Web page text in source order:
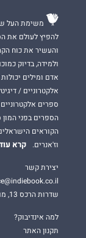
משימת העל
להפיץ לעולם את
והעשיר את כוח
ולמידה, בדיוק
אדם ומילים
אלקטרוניים /
ספרים
הספרים בפני
הקוראים
וז'אנרים.
קרא
יצירת קשר
שדרות הרכס 13, מודיעין
למה אינדיבוק?
תקנון האתר